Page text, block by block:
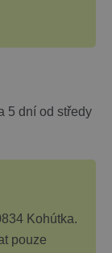
5 dní od středy
Kohútka.
pouze